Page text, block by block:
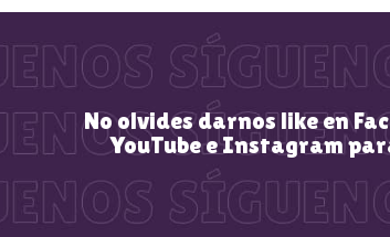
No olvides darnos like en
YouTube e Instagram